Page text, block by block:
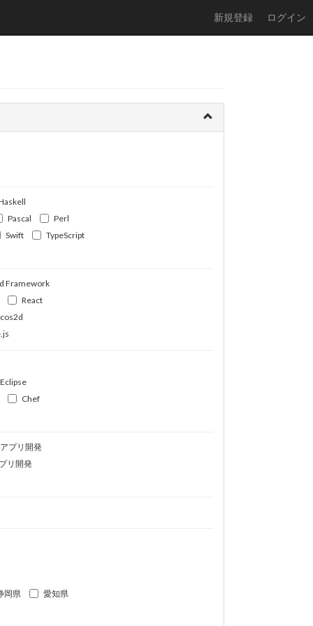
新規登録 ログイン
Pascal
Perl
Swift
TypeScript
Framework
React
Eclipse
Chef
プリ開発
リ開発
岡県
愛知県